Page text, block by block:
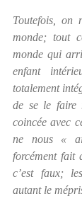
Toutefois, on
monde; tout
monde qui
enfant
totalement
de se le faire
coincée avec
ne nous «
forcément fait
c’est faux;
autant le